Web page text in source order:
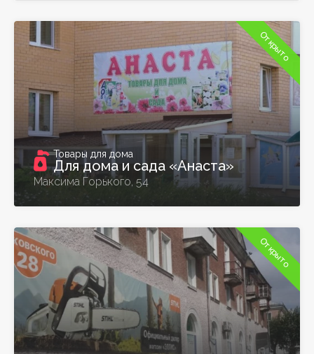
Открыто
Товары для дома
Для дома и сада «Анаста»
Максима Горького, 54
Открыто